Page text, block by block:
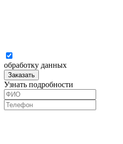
обработку данных
Заказать
Узнать подробности